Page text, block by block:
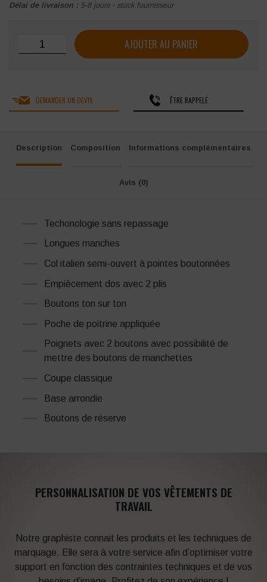
Délai de livraison : 5-8 jours - stock fournisseur
quantité de Chemise homme Russell sans repassage à
AJOUTER AU PANIER
DEMANDER UN DEVIS ÊTRE RAPPELÉ
Description Composition Informations complémentaires
Avis (0)
Techonologie sans repassage
Longues manches
Col italien semi-ouvert à pointes boutonnées
Empiècement dos avec 2 plis
Boutons ton sur ton
Poche de poitrine appliquée
Poignets avec 2 boutons avec possibilité de
mettre des boutons de manchettes
Coupe classique
Base arrondie
Boutons de réserve
PERSONNALISATION DE VOS VÊTEMENTS DE
TRAVAIL
Notre graphiste connait les produits et les techniques de
marquage. Elle sera à votre service afin d’optimiser votre
support en fonction des contraintes techniques et de vos